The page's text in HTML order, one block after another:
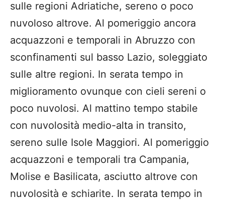
sulle regioni Adriatiche, sereno o poco
nuvoloso altrove. Al pomeriggio ancora
acquazzoni e temporali in Abruzzo con
sconfinamenti sul basso Lazio, soleggiato
sulle altre regioni. In serata tempo in
miglioramento ovunque con cieli sereni o
poco nuvolosi. Al mattino tempo stabile
con nuvolosità medio-alta in transito,
sereno sulle Isole Maggiori. Al pomeriggio
acquazzoni e temporali tra Campania,
Molise e Basilicata, asciutto altrove con
nuvolosità e schiarite. In serata tempo in